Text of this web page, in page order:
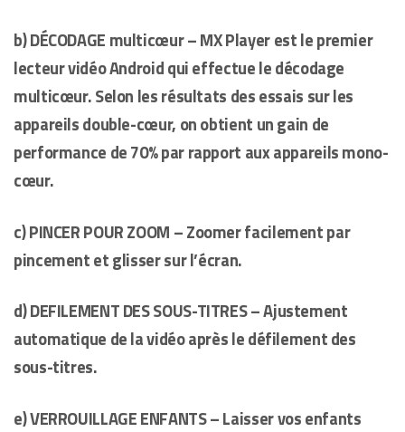
b) DÉCODAGE multicœur – MX Player est le premier
lecteur vidéo Android qui effectue le décodage
multicœur. Selon les résultats des essais sur les
appareils double-cœur, on obtient un gain de
performance de 70% par rapport aux appareils mono-
cœur.
c) PINCER POUR ZOOM – Zoomer facilement par
pincement et glisser sur l’écran.
d) DEFILEMENT DES SOUS-TITRES – Ajustement
automatique de la vidéo après le défilement des
sous-titres.
e) VERROUILLAGE ENFANTS – Laisser vos enfants